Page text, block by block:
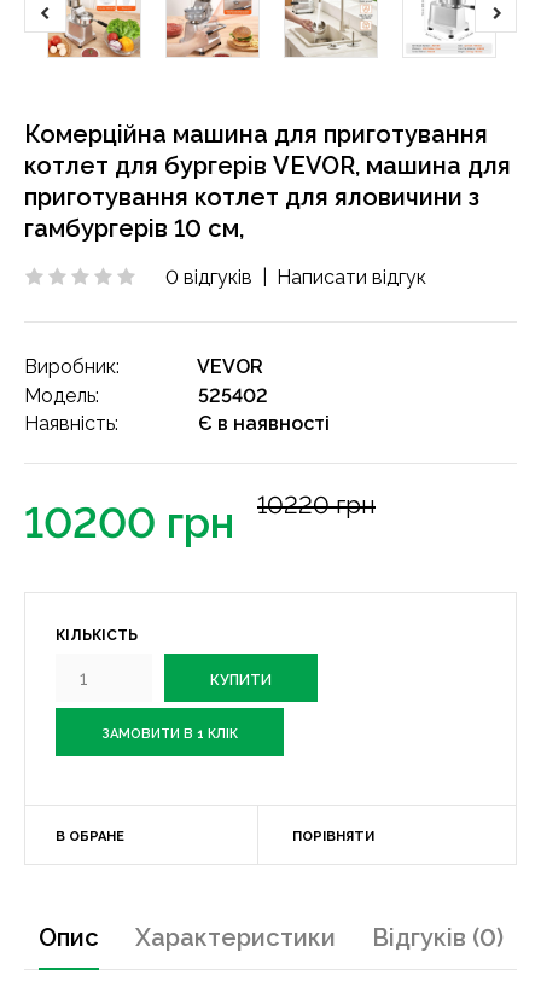
Комерційна машина для приготування
котлет для бургерів VEVOR, машина для
приготування котлет для яловичини з
гамбургерів 10 см,
0 відгуків Написати відгук
Виробник:
VEVOR
Модель:
525402
Наявність:
Є в наявності
10200 грн 10220 грн
КІЛЬКІСТЬ
ЗАМОВИТИ В 1 КЛІК
В ОБРАНЕ ПОРІВНЯТИ
Опис Характеристики Відгуків (0)